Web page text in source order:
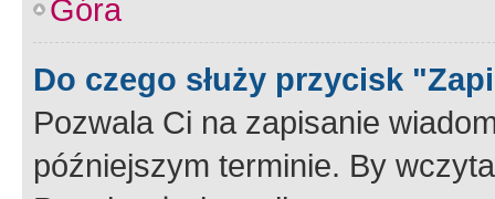
Góra
Do czego służy przycisk
Pozwala Ci na zapisanie
późniejszym terminie. By